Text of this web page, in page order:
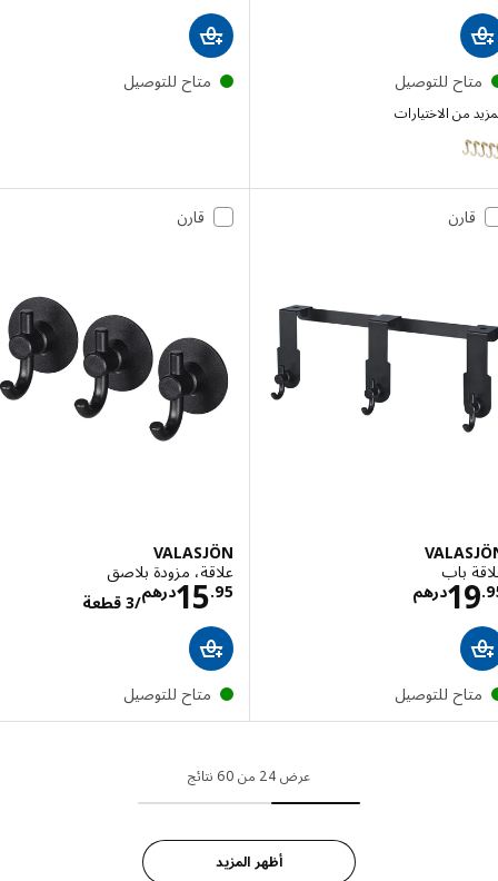
للتوصيل
من الاختيارات
متاح للتوصيل
قارن
باب
درهمالاسعار درهم 19.95
للتوصيل
قارن
VALASJÖN
علاقة، مزودة بلاصق
درهم15 /3 قطعة الاسعار درهم
متاح للتوصيل
عرض 24 من 60 نتائج
أظهر المزيد